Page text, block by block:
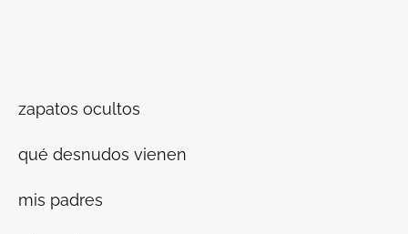
zapatos ocultos
qué desnudos vienen
mis padres